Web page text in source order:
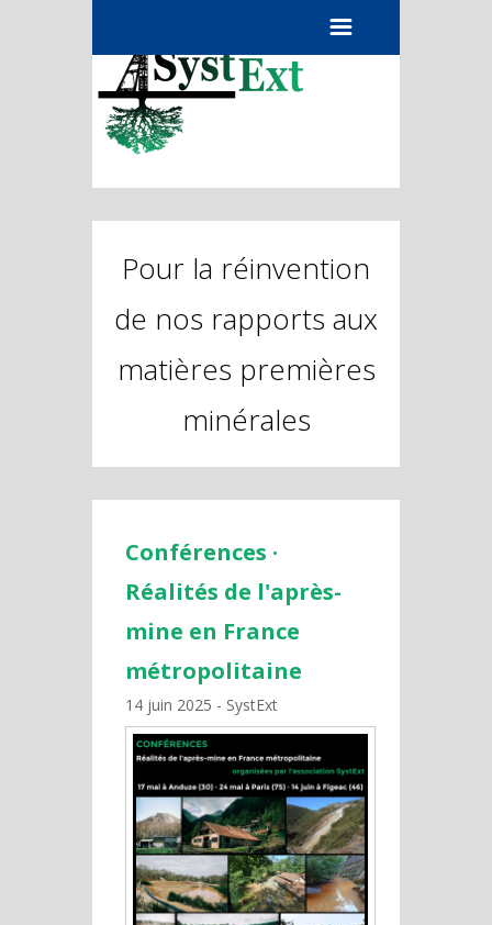
Pour la réinvention
de nos rapports aux
matières premières
minérales
Conférences ·
Réalités de l'après-
mine en France
métropolitaine
14 juin 2025 SystExt